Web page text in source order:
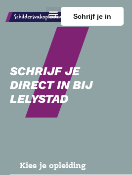
Schrijf je in
SCHRIJF JE
DIRECT IN BIJ
LELYSTAD